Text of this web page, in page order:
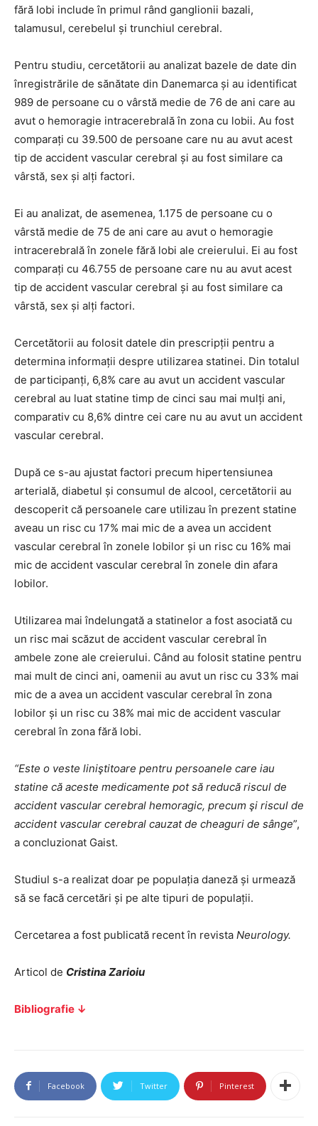
fără lobi include în primul rând ganglionii bazali,
talamusul, cerebelul și trunchiul cerebral.
Pentru studiu, cercetătorii au analizat bazele de date din
înregistrările de sănătate din Danemarca și au identificat
989 de persoane cu o vârstă medie de 76 de ani care au
avut o hemoragie intracerebrală în zona cu lobii. Au fost
comparați cu 39.500 de persoane care nu au avut acest
tip de accident vascular cerebral și au fost similare ca
vârstă, sex și alți factori.
Ei au analizat, de asemenea, 1.175 de persoane cu o
vârstă medie de 75 de ani care au avut o hemoragie
intracerebrală în zonele fără lobi ale creierului. Ei au fost
comparați cu 46.755 de persoane care nu au avut acest
tip de accident vascular cerebral și au fost similare ca
vârstă, sex și alți factori.
Cercetătorii au folosit datele din prescripții pentru a
determina informații despre utilizarea statinei. Din totalul
de participanți, 6,8% care au avut un accident vascular
cerebral au luat statine timp de cinci sau mai mulți ani,
comparativ cu 8,6% dintre cei care nu au avut un accident
vascular cerebral.
După ce s-au ajustat factori precum hipertensiunea
arterială, diabetul și consumul de alcool, cercetătorii au
descoperit că persoanele care utilizau în prezent statine
aveau un risc cu 17% mai mic de a avea un accident
vascular cerebral în zonele lobilor și un risc cu 16% mai
mic de accident vascular cerebral în zonele din afara
lobilor.
Utilizarea mai îndelungată a statinelor a fost asociată cu
un risc mai scăzut de accident vascular cerebral în
ambele zone ale creierului. Când au folosit statine pentru
mai mult de cinci ani, oamenii au avut un risc cu 33% mai
mic de a avea un accident vascular cerebral în zona
lobilor și un risc cu 38% mai mic de accident vascular
cerebral în zona fără lobi.
“Este o veste liniştitoare pentru persoanele care iau
statine că aceste medicamente pot să reducă riscul de
accident vascular cerebral hemoragic, precum şi riscul de
accident vascular cerebral cauzat de cheaguri de sânge”,
a concluzionat Gaist.
Studiul s-a realizat doar pe populația daneză și urmează
să se facă cercetări și pe alte tipuri de populații.
Cercetarea a fost publicată recent în revista Neurology.
Articol de Cristina Zarioiu
Bibliografie ↓
Facebook Twitter Pinterest